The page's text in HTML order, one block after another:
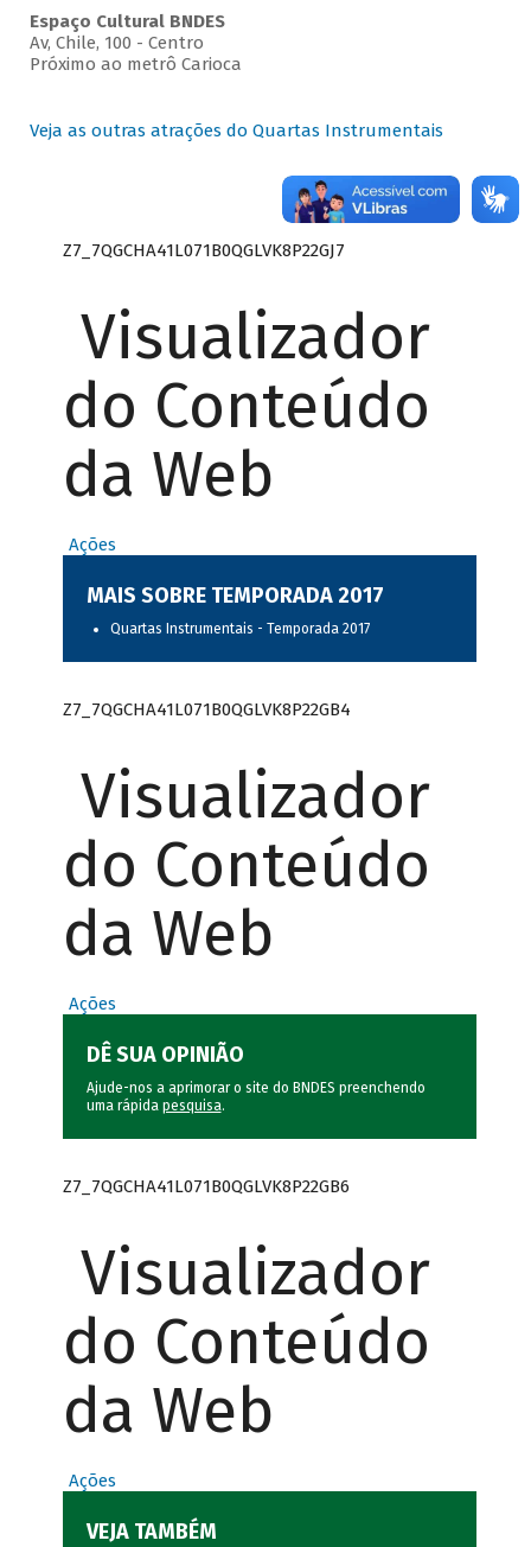
Espaço Cultural BNDES
Av, Chile, 100 - Centro
Próximo ao metrô Carioca
Veja as outras atrações do Quartas Instrumentais
Z7_7QGCHA41L071B0QGLVK8P22GJ7
Visualizador
do Conteúdo
da Web
Ações
MAIS SOBRE TEMPORADA 2017
Quartas Instrumentais - Temporada 2017
Z7_7QGCHA41L071B0QGLVK8P22GB4
Visualizador
do Conteúdo
da Web
Ações
DÊ SUA OPINIÃO
Ajude-nos a aprimorar o site do BNDES preenchendo
uma rápida pesquisa.
Z7_7QGCHA41L071B0QGLVK8P22GB6
Visualizador
do Conteúdo
da Web
Ações
VEJA TAMBÉM